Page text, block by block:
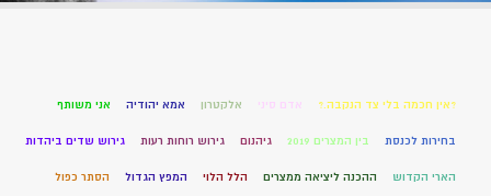
?אין חכמה בלי צד הנקבה.? אדם סיני אלקטרון אמא יהודיה אני משותף
בחירות לכנסת בין המצרים 2019 גיהנום גירוש רוחות רעות גירוש שדים ביהדות
הארי הקדוש ההכנה ליציאה ממצרים הלל הלוי המפץ הגדול הסתר כפול